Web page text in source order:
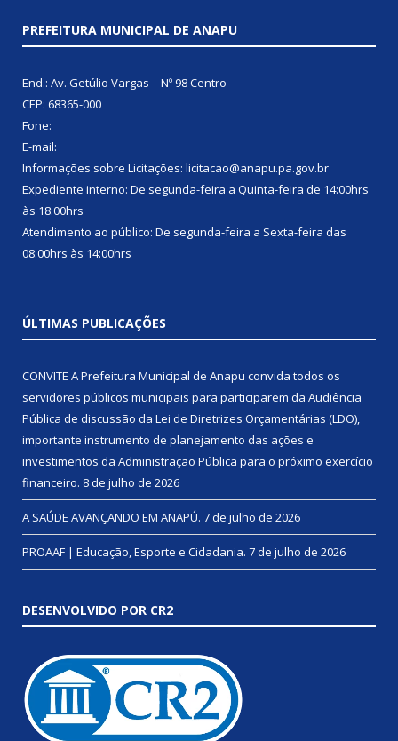
PREFEITURA MUNICIPAL DE ANAPU
End.: Av. Getúlio Vargas – Nº 98 Centro
CEP: 68365-000
Fone:
E-mail:
Informações sobre Licitações: licitacao@anapu.pa.gov.br
Expediente interno: De segunda-feira a Quinta-feira de 14:00hrs
às 18:00hrs
Atendimento ao público: De segunda-feira a Sexta-feira das
08:00hrs às 14:00hrs
ÚLTIMAS PUBLICAÇÕES
CONVITE A Prefeitura Municipal de Anapu convida todos os
servidores públicos municipais para participarem da Audiência
Pública de discussão da Lei de Diretrizes Orçamentárias (LDO),
importante instrumento de planejamento das ações e
investimentos da Administração Pública para o próximo exercício
financeiro. 8 de julho de 2026
A SAÚDE AVANÇANDO EM ANAPÚ. 7 de julho de 2026
PROAAF | Educação, Esporte e Cidadania. 7 de julho de 2026
DESENVOLVIDO POR CR2